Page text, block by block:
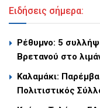
Ειδήσεις σήμερα:
Ρέθυμνο: 5
Βρετανού στο
Καλαμάκι:
Πολιτιστικός